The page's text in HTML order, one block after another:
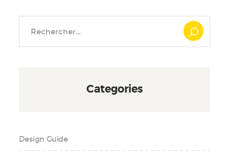
Categories
Design Guide